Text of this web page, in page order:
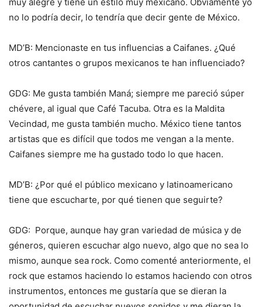
no lo podría decir, lo tendría que decir gente de México.
MD’B: Mencionaste en tus influencias a Caifanes. ¿Qué
otros cantantes o grupos mexicanos te han influenciado?
GDG: Me gusta también Maná; siempre me pareció súper
chévere, al igual que Café Tacuba. Otra es la Maldita
Vecindad, me gusta también mucho. México tiene tantos
artistas que es difícil que todos me vengan a la mente.
Caifanes siempre me ha gustado todo lo que hacen.
MD’B: ¿Por qué el público mexicano y latinoamericano
tiene que escucharte, por qué tienen que seguirte?
GDG: Porque, aunque hay gran variedad de música y de
géneros, quieren escuchar algo nuevo, algo que no sea lo
mismo, aunque sea rock. Como comenté anteriormente, el
rock que estamos haciendo lo estamos haciendo con otros
instrumentos, entonces me gustaría que se dieran la